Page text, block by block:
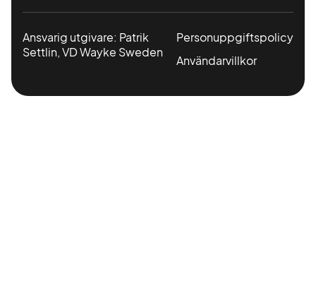
Ansvarig utgivare: Patrik
Settlin, VD Wayke Sweden
Personuppgiftspolicy
Användarvillkor